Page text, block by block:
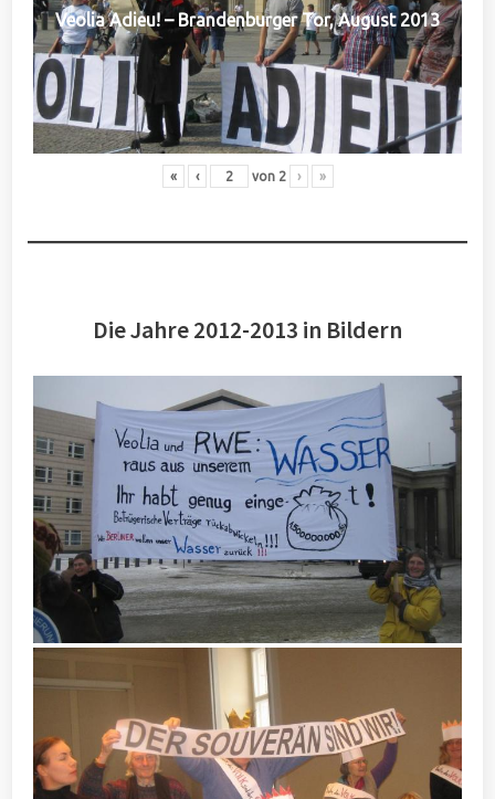
Veolia Adieu! – Brandenburger Tor, August 2013
« ‹ von 2 › »
Die Jahre 2012-2013 in Bildern